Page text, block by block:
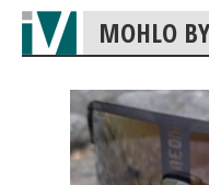
MOHLO